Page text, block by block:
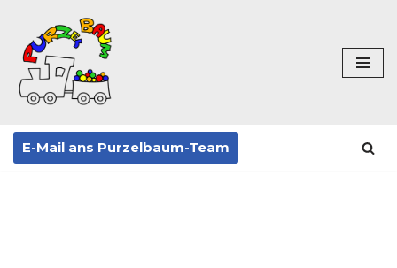
Zum
Inhalt
springen
E-Mail ans Purzelbaum-Team